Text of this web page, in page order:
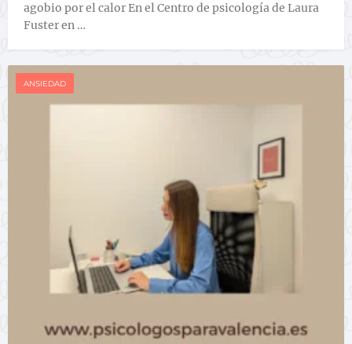
agobio por el calor En el Centro de psicología de Laura
Fuster en …
ANSIEDAD